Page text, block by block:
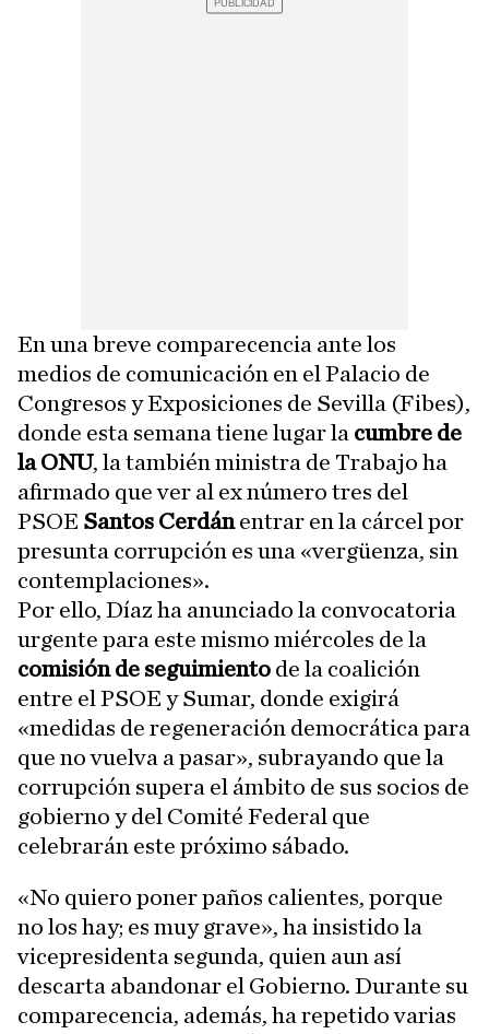
En una breve comparecencia ante los
medios de comunicación en el Palacio de
Congresos y Exposiciones de Sevilla (Fibes),
donde esta semana tiene lugar la cumbre de
la ONU, la también ministra de Trabajo ha
afirmado que ver al ex número tres del
PSOE Santos Cerdánentrar en la cárcel por
presunta corrupción es una «vergüenza, sin
contemplaciones».
Por ello, Díaz ha anunciado la convocatoria
urgente para este mismo miércoles de la
comisión de seguimiento de la coalición
entre el PSOE y Sumar, donde exigirá
«medidas de regeneración democrática para
que no vuelva a pasar», subrayando que la
corrupción supera el ámbito de sus socios de
gobierno y del Comité Federal que
celebrarán este próximo sábado.
«No quiero poner paños calientes, porque
no los hay; es muy grave», ha insistido la
vicepresidenta segunda, quien aun así
descarta abandonar el Gobierno. Durante su
comparecencia, además, ha repetido varias